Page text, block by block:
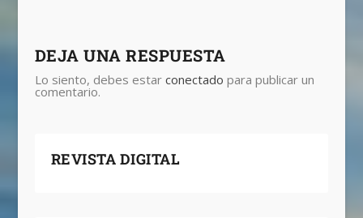
DEJA UNA RESPUESTA
Lo siento, debes estar conectado para publicar un
comentario.
REVISTA DIGITAL